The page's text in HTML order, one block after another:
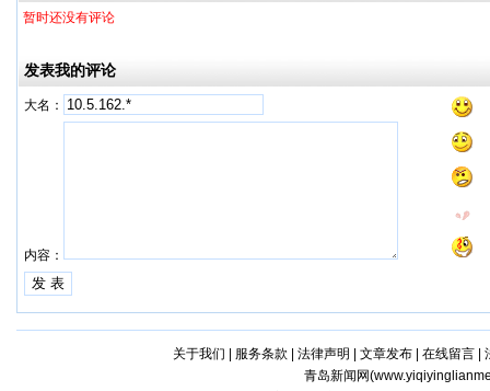
暂时还没有评论
发表我的评论
大名：
内容：
关于我们 服务条款 法律声明 文章发布| 在线留言|
青岛新闻网(